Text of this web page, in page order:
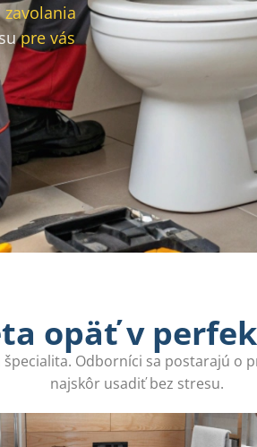
pre vás
opäť v
Odborníci sa postarajú o
najskôr usadiť bez stresu.